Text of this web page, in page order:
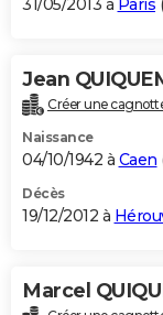
Jean
Créer une
Naissance
04/10/1942 à Caen
Décès
19/12/2012 à
Marcel